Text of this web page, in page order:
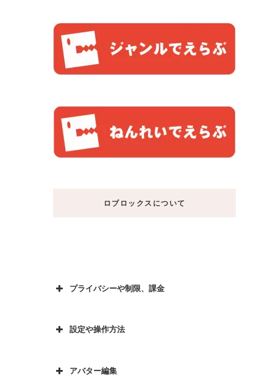
ロブロックスについて
プライバシーや制限、課金
設定や操作方法
アバター編集